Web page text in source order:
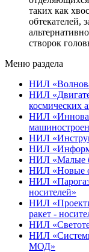
таких как
обтекателей,
створок
Меню раздела
НИЛ
НИЛ
космических
НИЛ
НИЛ
НИЛ
НИЛ «Малые
НИЛ «Новые
НИЛ
носителей»
НИЛ
ракет -
НИЛ
НИЛ
МОД»